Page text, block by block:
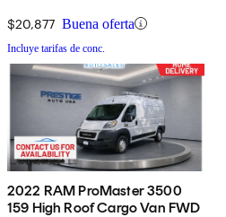
$20,877 Buena oferta
Incluye tarifas de conc.
2022 RAM ProMaster 3500
159 High Roof Cargo Van FWD